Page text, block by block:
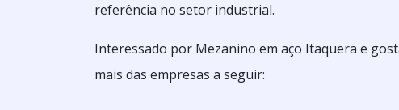
referência no setor industrial.
Interessado por Mezanino em aço Itaquera e
mais das empresas a seguir: